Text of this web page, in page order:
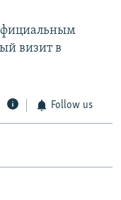
визит в
Follow us